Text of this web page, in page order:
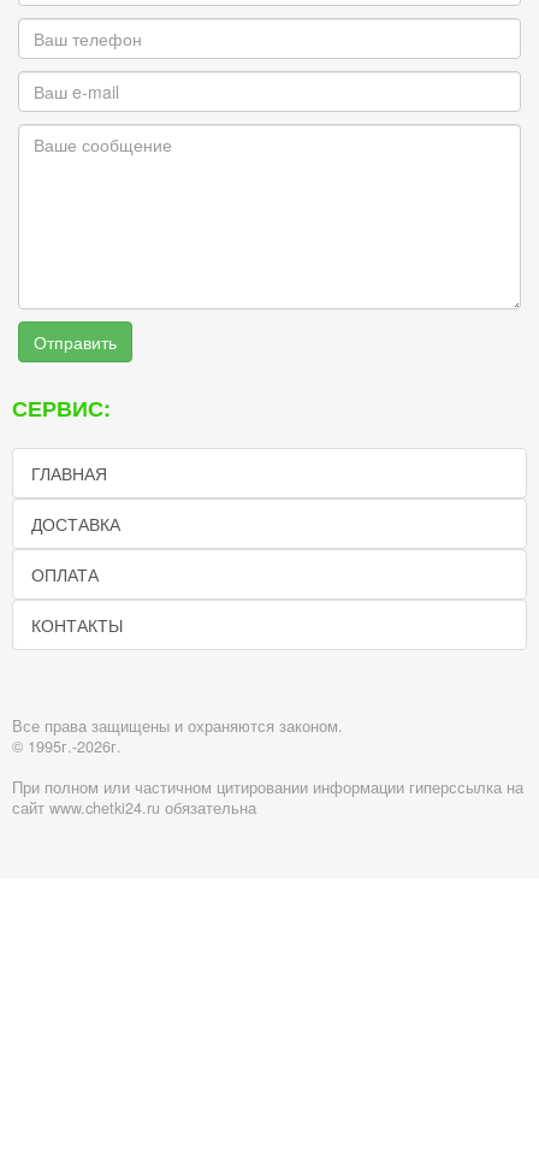
Отправить
СЕРВИС:
ГЛАВНАЯ
ДОСТАВКА
ОПЛАТА
КОНТАКТЫ
Все права защищены и охраняются законом.
© 1995г.-2026г.
При полном или частичном цитировании информации гиперссылка на
сайт www.chetki24.ru обязательна